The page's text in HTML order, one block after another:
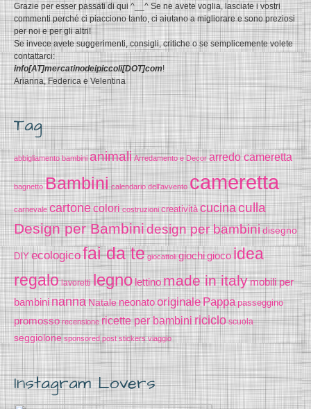
Grazie per esser passati di qui ^__^ Se ne avete voglia, lasciate i vostri
commenti perché ci piacciono tanto, ci aiutano a migliorare e sono preziosi
per noi e per gli altri!
Se invece avete suggerimenti, consigli, critiche o se semplicemente volete
contattarci:
info[AT]mercatinodeipiccoli[DOT]com!
Arianna, Federica e Velentina
Tag
abbigliamento bambini animali Arredamento e Decor arredo cameretta
bagnetto Bambini calendario dell'avvento cameretta
carnevale cartonecolori costruzioni creatività cucinaculla
Design per Bambinidesign per bambinidisegno
DIY ecologicofai da te giocattoli giochigioco idea
regalo lavoretti legno lettinomade in italymobili per
bambininannaNatale neonatooriginale Pappa passeggino
promosso recensione ricette per bambini riciclo scuola
seggiolone sponsored post stickers viaggio
Instagram Lovers